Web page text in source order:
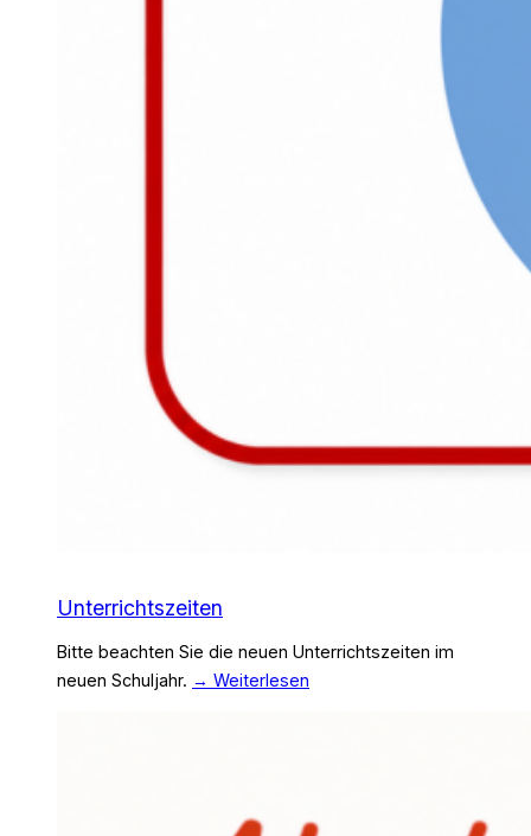
Unterrichtszeiten
Bitte beachten Sie die neuen Unterrichtszeiten im
neuen Schuljahr. → Weiterlesen